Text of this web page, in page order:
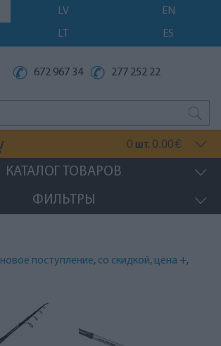
LV
EN
LT ES
672 967 34 277 252 22
0 шт. 0.00€
КАТАЛОГ ТОВАРОВ
ФИЛЬТРЫ
новое поступление, со скидкой, цена +,